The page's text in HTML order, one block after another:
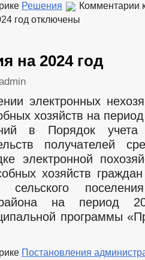
Решения Комментарии
год отключены
на 2024 год
электронных
хозяйств на
в Порядок
получателей
электронной
хозяйств
сельского
района на период
программы
Постановления